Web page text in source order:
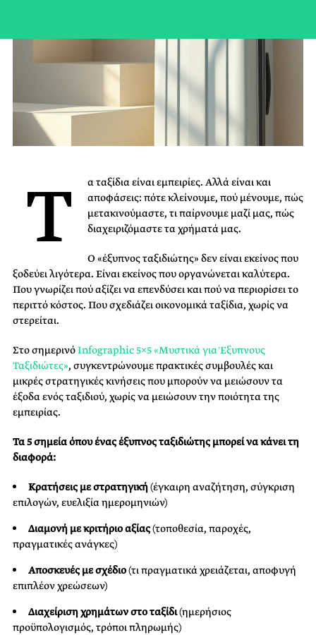
Τ
α ταξίδια είναι εμπειρίες. Αλλά είναι και
αποφάσεις: πότε κλείνουμε, πού μένουμε, πώς
μετακινούμαστε, τι παίρνουμε μαζί μας, πώς
διαχειριζόμαστε τα χρήματά μας.
Ο «έξυπνος ταξιδιώτης» δεν είναι εκείνος που
ξοδεύει λιγότερα. Είναι εκείνος που οργανώνεται καλύτερα.
Που γνωρίζει πού αξίζει να επενδύσει και πού να περιορίσει το
περιττό κόστος. Που σχεδιάζει οικονομικά ταξίδια, χωρίς να
στερείται.
Στο σημερινόInfographic 5×5 «Μυστικά για Έξυπνους
Ταξιδιώτες», συγκεντρώνουμε πρακτικές συμβουλές και
μικρές στρατηγικές κινήσεις που μπορούν να μειώσουν τα
έξοδα ενός ταξιδιού, χωρίς να μειώσουν την ποιότητα της
εμπειρίας.
Τα 5 σημεία όπου ένας έξυπνος ταξιδιώτης μπορεί να κάνει τη
διαφορά:
Κρατήσεις με στρατηγική(έγκαιρη αναζήτηση, σύγκριση
επιλογών, ευελιξία ημερομηνιών)
Διαμονή με κριτήριο αξίας(τοποθεσία, παροχές,
πραγματικές ανάγκες)
Αποσκευές με σχέδιο(τι πραγματικά χρειάζεται, αποφυγή
επιπλέον χρεώσεων)
Διαχείριση χρημάτων στο ταξίδι(ημερήσιος
προϋπολογισμός, τρόποι πληρωμής)